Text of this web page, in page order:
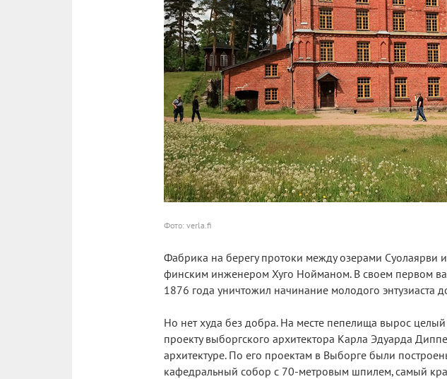
Фото: verla.fi
Фабрика на берегу протоки между озерами
финским инженером Хуго Нойманом. В своем первом
1876 года уничтожил начинание молодого энтузиаста
Но нет худа без добра. На месте пепелища вырос
проекту выборгского архитектора Карла Эдуарда
архитектуре. По его проектам в Выборге были
кафедральный собор с 70-метровым шпилем, самый